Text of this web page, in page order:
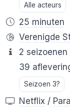
Alle acteurs
25 minuten
Verenigde
2 seizoenen
39
Seizoen 3?
Netflix /